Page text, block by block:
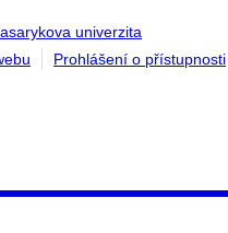
univerzita
Prohlášení o přístupnosti